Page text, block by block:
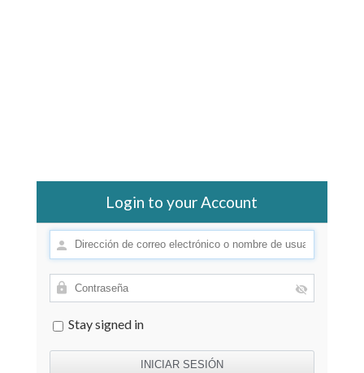
Login to your Account
Stay signed in